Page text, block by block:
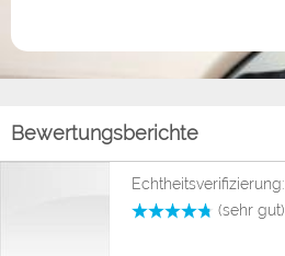
Bewertungsberichte
(sehr gut)
Echtheitsverifizierung: